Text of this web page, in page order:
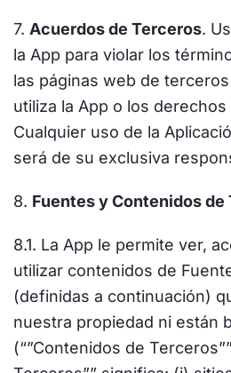
7. Acuerdos de Terceros.
la App para violar los
las páginas web de
utiliza la App o los
Cualquier uso de la
será de su exclusiva
8. Fuentes y Contenidos de
8.1. La App le permite ver,
utilizar contenidos de
(definidas a continuación)
nuestra propiedad ni están
(“”Contenidos de